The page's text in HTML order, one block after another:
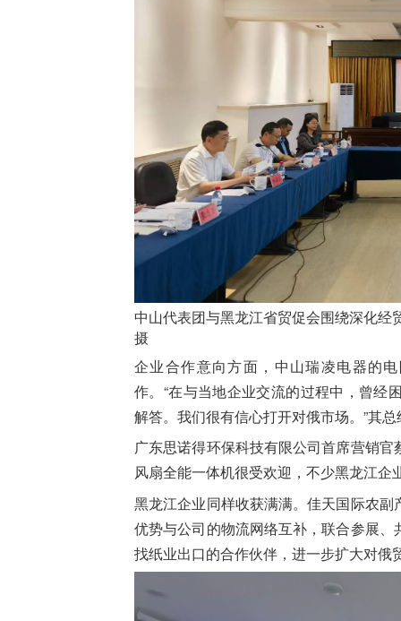
中山代表团与黑龙江省贸促会围绕深化经
摄
企业合作意向方面，中山瑞凌电器的
作。“在与当地企业交流的过程中，曾经
解答。我们很有信心打开对俄市场。”其
广东思诺得环保科技有限公司首席营销
风扇全能一体机很受欢迎，不少黑龙江
黑龙江企业同样收获满满。佳天国际农
优势与公司的物流网络互补，联合参展
找纸业出口的合作伙伴，进一步扩大对俄